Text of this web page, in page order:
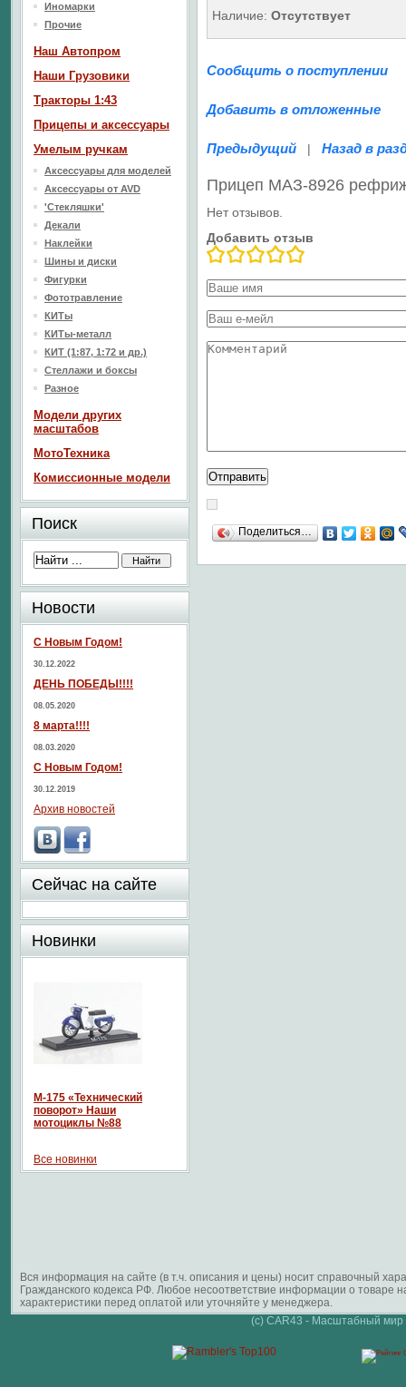
Наличие: Отсутствует
Сообщить о поступлении
Добавить в отложенные
Предыдущий | Назад в
Прицеп МАЗ-8926
Нет отзывов.
Добавить отзыв
Поделиться…
Иномарки
Прочие
Наш Aвтопром
Наши Грузовики
Тракторы 1:43
Прицепы и аксессуары
Умелым ручкам
Аксессуары для моделей
Аксессуары от AVD
'Стекляшки'
Декали
Наклейки
Шины и диски
Фигурки
Фототравление
КИТы
КИТы-металл
КИТ (1:87, 1:72 и др.)
Стеллажи и боксы
Разное
Модели других
масштабов
МотоТехника
Комиссионные модели
Поиск
Новости
С Новым Годом!
30.12.2022
ДЕНЬ ПОБЕДЫ!!!!
08.05.2020
8 марта!!!!
08.03.2020
С Новым Годом!
30.12.2019
Архив новостей
Сейчас на сайте
Новинки
М-175 «Технический
поворот» Наши
мотоциклы №88
Все новинки
Вся информация на сайте (в т.ч. описания и цены) носит справочный
Гражданского кодекса РФ. Любое несоответствие информации о
характеристики перед оплатой или уточняйте у менеджера.
(c) CAR43 - Масштабный мир